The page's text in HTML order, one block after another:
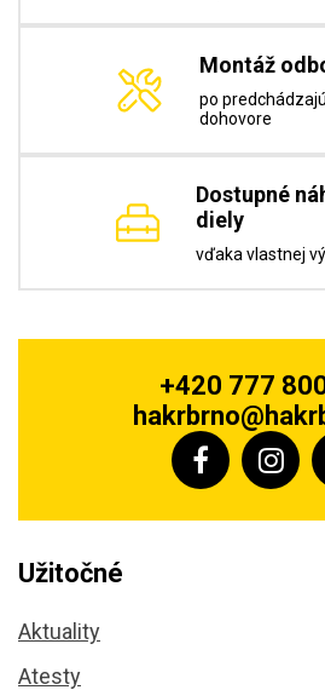
Montáž
po
dohovore
Dostupné
diely
vďaka vlastnej
+420 777
Užitočné
Aktuality
Atesty